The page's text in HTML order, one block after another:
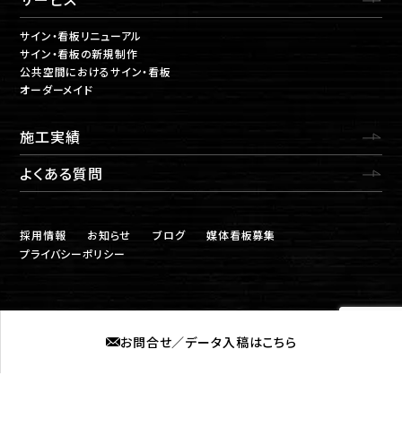
お問合せ／データ入稿はこちら
サイン・看板リニューアル
サイン・看板の新規制作
公共空間におけるサイン・看板
オーダーメイド
施工実績
よくある質問
採用情報 お知らせ ブログ
媒体看板募集
プライバシーポリシー